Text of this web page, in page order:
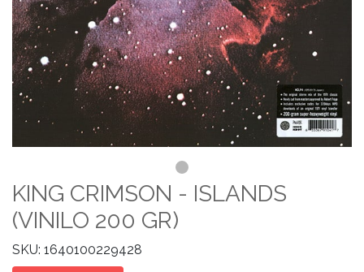
KING CRIMSON - ISLANDS
(VINILO 200 GR)
SKU: 1640100229428